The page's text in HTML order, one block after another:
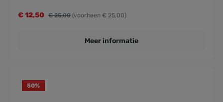
€ 12,50 € 25,00 (voorheen € 25,00)
Meer informatie
50%